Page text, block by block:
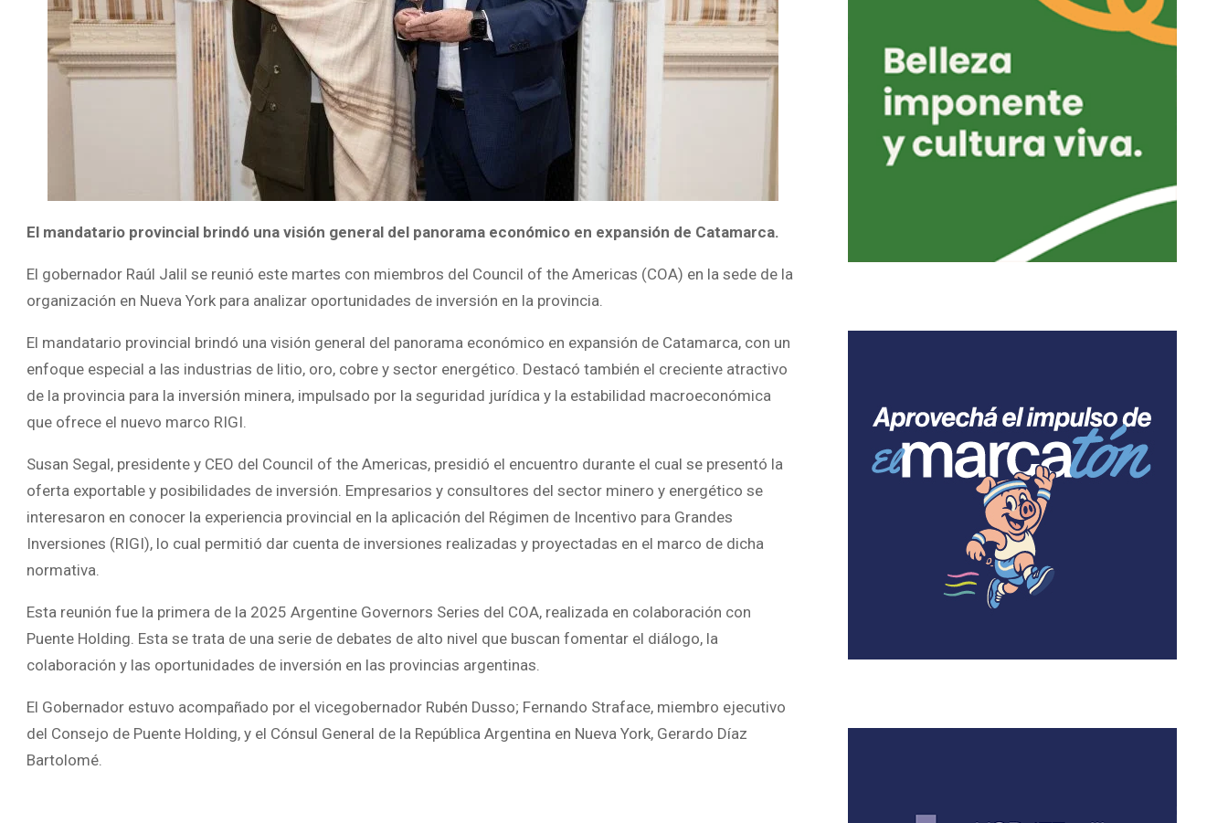
El mandatario provincial brindó una visión general del panorama económico en expansión de Catamarca.
El gobernador Raúl Jalil se reunió este martes con miembros del Council of the Americas (COA) en la sede de la
organización en Nueva York para analizar oportunidades de inversión en la provincia.
El mandatario provincial brindó una visión general del panorama económico en expansión de Catamarca, con un
enfoque especial a las industrias de litio, oro, cobre y sector energético. Destacó también el creciente atractivo
de la provincia para la inversión minera, impulsado por la seguridad jurídica y la estabilidad macroeconómica
que ofrece el nuevo marco RIGI.
Susan Segal, presidente y CEO del Council of the Americas, presidió el encuentro durante el cual se presentó la
oferta exportable y posibilidades de inversión. Empresarios y consultores del sector minero y energético se
interesaron en conocer la experiencia provincial en la aplicación del Régimen de Incentivo para Grandes
Inversiones (RIGI), lo cual permitió dar cuenta de inversiones realizadas y proyectadas en el marco de dicha
normativa.
Esta reunión fue la primera de la 2025 Argentine Governors Series del COA, realizada en colaboración con
Puente Holding. Esta se trata de una serie de debates de alto nivel que buscan fomentar el diálogo, la
colaboración y las oportunidades de inversión en las provincias argentinas.
El Gobernador estuvo acompañado por el vicegobernador Rubén Dusso; Fernando Straface, miembro ejecutivo
del Consejo de Puente Holding, y el Cónsul General de la República Argentina en Nueva York, Gerardo Díaz
Bartolomé.